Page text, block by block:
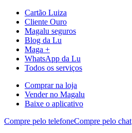
Cartão Luiza
Cliente Ouro
Magalu seguros
Blog da Lu
Maga +
WhatsApp da Lu
Todos os serviços
Comprar na loja
Vender no Magalu
Baixe o aplicativo
Compre pelo telefoneCompre pelo chat